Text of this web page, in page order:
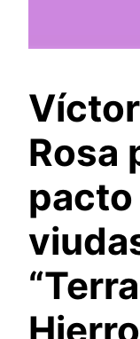
Rosa
pacto
Hierro